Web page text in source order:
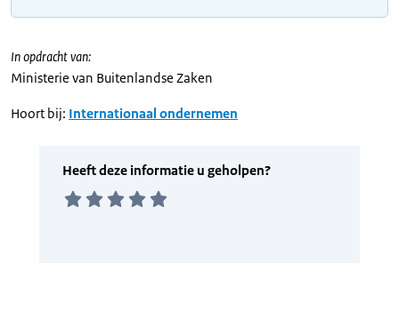
In opdracht van:
Ministerie van Buitenlandse Zaken
Hoort bij: Internationaal ondernemen